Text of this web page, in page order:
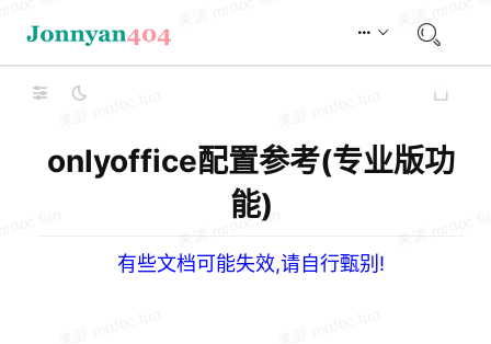
onlyoffice配置参考(专业版功
能)
有些文档可能失效,请自行甄别!